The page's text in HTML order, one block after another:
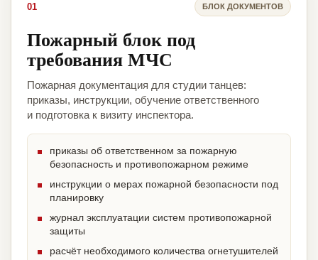
01 БЛОК ДОКУМЕНТОВ
Пожарный блок под
требования МЧС
Пожарная документация для студии танцев:
приказы, инструкции, обучение ответственного
и подготовка к визиту инспектора.
приказы об ответственном за пожарную
безопасность и противопожарном режиме
инструкции о мерах пожарной безопасности под
планировку
журнал эксплуатации систем противопожарной
защиты
расчёт необходимого количества огнетушителей